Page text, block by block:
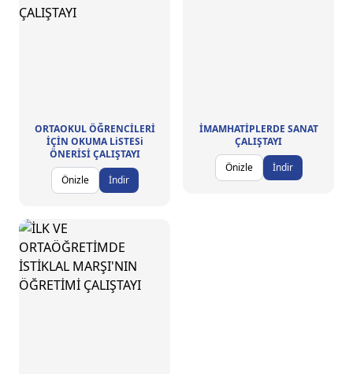
ORTAOKUL ÖĞRENCİLERİ
İÇİN OKUMA LiSTESi
ÖNERİSİ ÇALIŞTAYI
Önizle
İndir
İMAMHATİPLERDE SANAT
ÇALIŞTAYI
Önizle
İndir